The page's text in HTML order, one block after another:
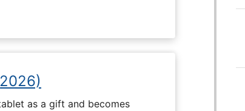
as a gift and becomes